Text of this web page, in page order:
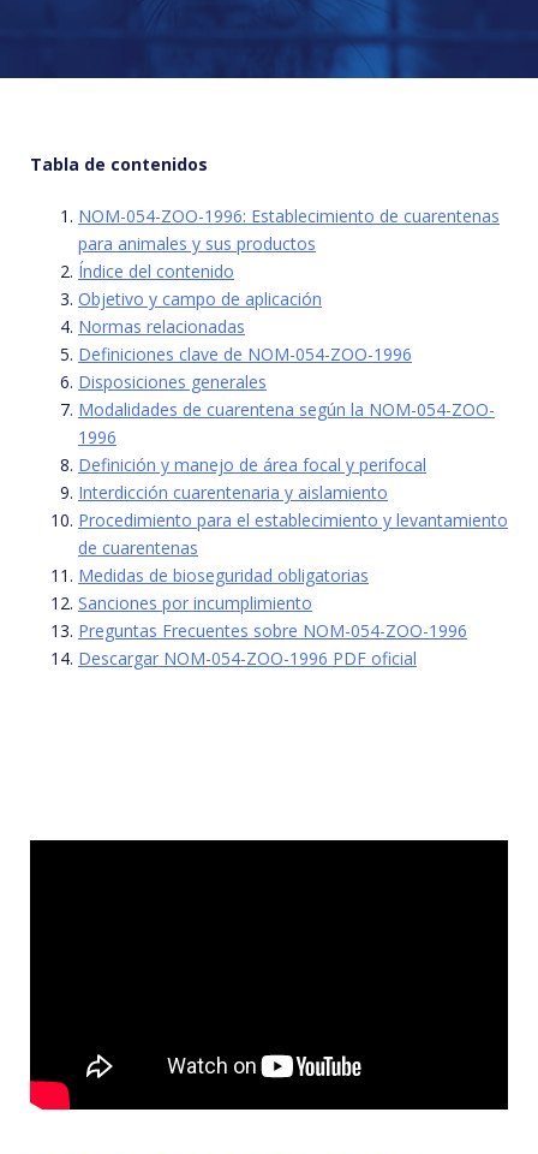
Tabla de contenidos
NOM-054-ZOO-1996: Establecimiento de cuarentenas
para animales y sus productos
Índice del contenido
Objetivo y campo de aplicación
Normas relacionadas
Definiciones clave de NOM-054-ZOO-1996
Disposiciones generales
Modalidades de cuarentena según la NOM-054-ZOO-
1996
Definición y manejo de área focal y perifocal
Interdicción cuarentenaria y aislamiento
Procedimiento para el establecimiento y levantamiento
de cuarentenas
Medidas de bioseguridad obligatorias
Sanciones por incumplimiento
Preguntas Frecuentes sobre NOM-054-ZOO-1996
Descargar NOM-054-ZOO-1996 PDF oficial